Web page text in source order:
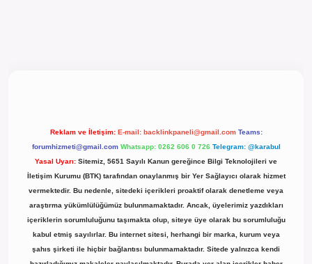
Reklam ve İletişim: E-mail: backlinkpaneli@gmail.com Teams:
forumhizmeti@gmail.com Whatsapp: 0262 606 0 726 Telegram: @karabul
Yasal Uyarı: Sitemiz, 5651 Sayılı Kanun gereğince Bilgi Teknolojileri ve
İletişim Kurumu (BTK) tarafından onaylanmış bir Yer Sağlayıcı olarak hizmet
vermektedir. Bu nedenle, sitedeki içerikleri proaktif olarak denetleme veya
araştırma yükümlülüğümüz bulunmamaktadır. Ancak, üyelerimiz yazdıkları
içeriklerin sorumluluğunu taşımakta olup, siteye üye olarak bu sorumluluğu
kabul etmiş sayılırlar. Bu internet sitesi, herhangi bir marka, kurum veya
şahıs şirketi ile hiçbir bağlantısı bulunmamaktadır. Sitede yalnızca kendi